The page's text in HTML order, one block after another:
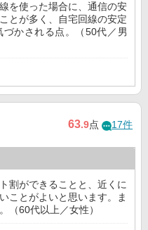
を使った場合に、通信の安
とが多く、自宅回線の安定
かされる点。（50代／男
63.9点 17件
割ができることと、近くに
ことがよいと思います。ま
（60代以上／女性）